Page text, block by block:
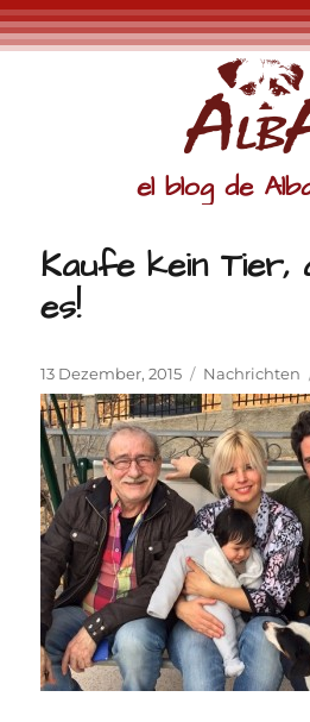
el blog de
Kaufe kein Tier,
es!
Veröffentlicht
am
13 Dezember, 2015 Kategorien
Nachrichten